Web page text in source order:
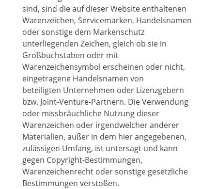
sind, sind die auf dieser Website enthaltenen
Warenzeichen, Servicemarken, Handelsnamen
oder sonstige dem Markenschutz
unterliegenden Zeichen, gleich ob sie in
Großbuchstaben oder mit
Warenzeichensymbol erscheinen oder nicht,
eingetragene Handelsnamen von
beteiligten Unternehmen oder Lizenzgebern
bzw. Joint-Venture-Partnern. Die Verwendung
oder missbräuchliche Nutzung dieser
Warenzeichen oder irgendwelcher anderer
Materialien, außer in dem hier angegebenen,
zulässigen Umfang, ist untersagt und kann
gegen Copyright-Bestimmungen,
Warenzeichenrecht oder sonstige gesetzliche
Bestimmungen verstoßen.